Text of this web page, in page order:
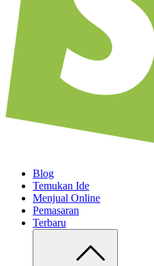
Blog
Temukan Ide
Menjual Online
Pemasaran
Terbaru